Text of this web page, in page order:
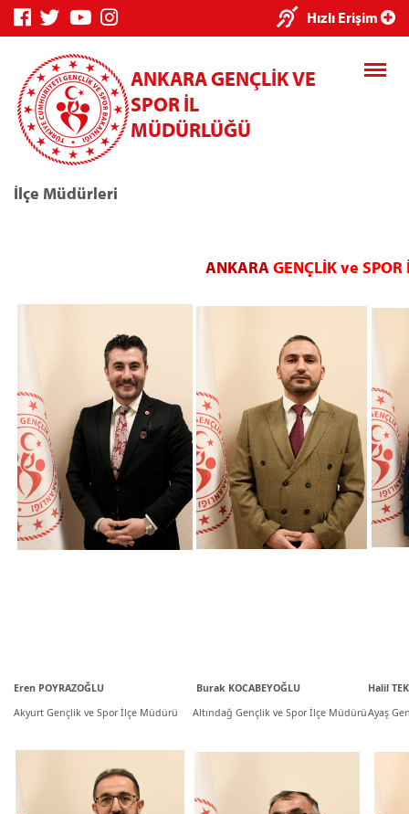
Hızlı Erişim
ANKARA GENÇLİK VE
SPOR İL
MÜDÜRLÜĞÜ
İlçe Müdürleri
ANKARAGENÇLİK ve
Eren POYRAZOĞLU
Akyurt Gençlik ve Spor İlçe Müdürü
Burak KOCABEYOĞLU
Altındağ Gençlik ve Spor İlçe Müdürü
Halil
Ayaş
Kredi/Yurt E-Ödeme